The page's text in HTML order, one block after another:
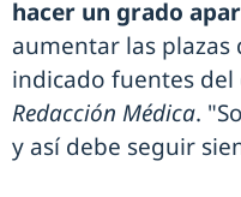
hacer un grado
aumentar las plazas
indicado fuentes
Redacción Médica.
y así debe seguir